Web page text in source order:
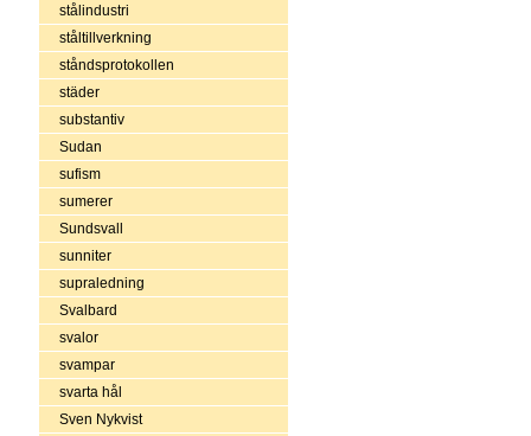
stålindustri
ståltillverkning
ståndsprotokollen
städer
substantiv
Sudan
sufism
sumerer
Sundsvall
sunniter
supraledning
Svalbard
svalor
svampar
svarta hål
Sven Nykvist